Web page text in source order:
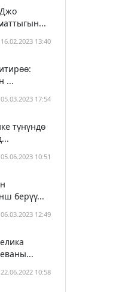
16.02.2023 13:40
...
05.03.2023 17:54
түнүндө
05.06.2023 10:51
берүү...
06.03.2023 12:49
22.06.2022 10:58